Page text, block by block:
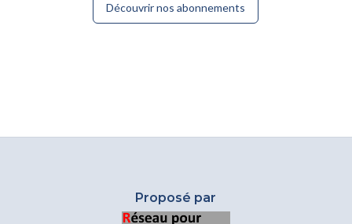
Découvrir nos abonnements
Proposé par